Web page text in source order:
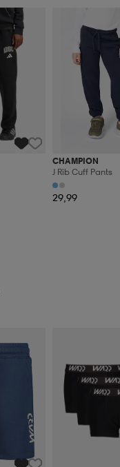
CHAMPION
J Rib Cuff Pants
29,99